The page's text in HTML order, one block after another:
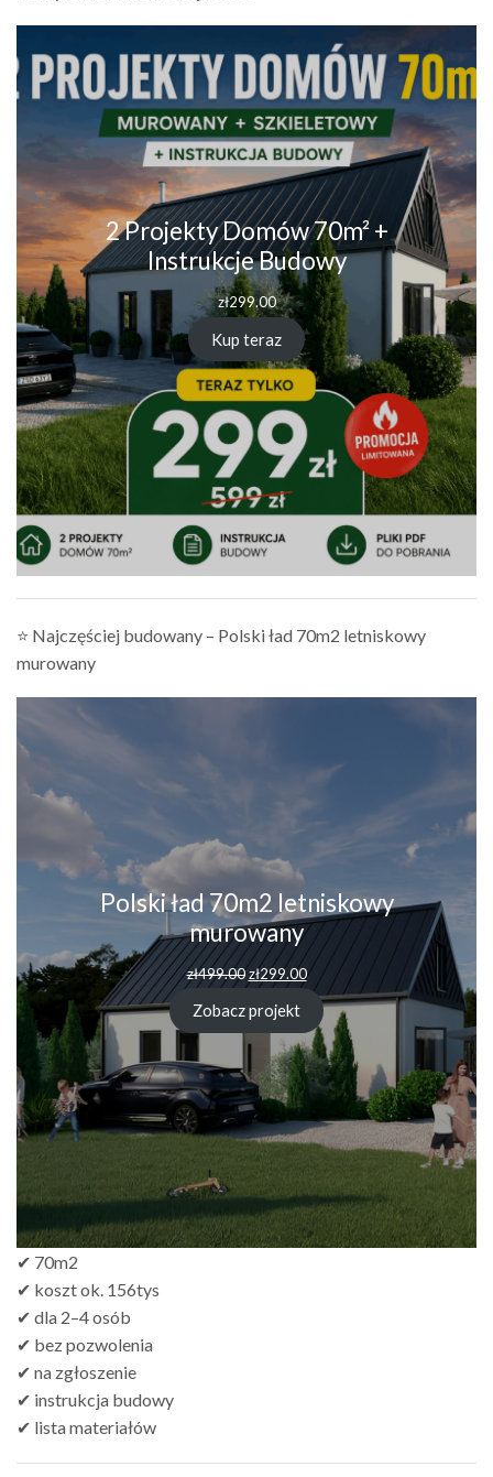
2 Projekty Domów 70m² +
Instrukcje Budowy
zł299.00
Kup teraz
⭐ Najczęściej budowany – Polski ład 70m2 letniskowy
murowany
Polski ład 70m2 letniskowy
murowany
zł499.00 zł299.00
Zobacz projekt
✔ 70m2
✔ koszt ok. 156tys
✔ dla 2–4 osób
✔ bez pozwolenia
✔ na zgłoszenie
✔ instrukcja budowy
✔ lista materiałów